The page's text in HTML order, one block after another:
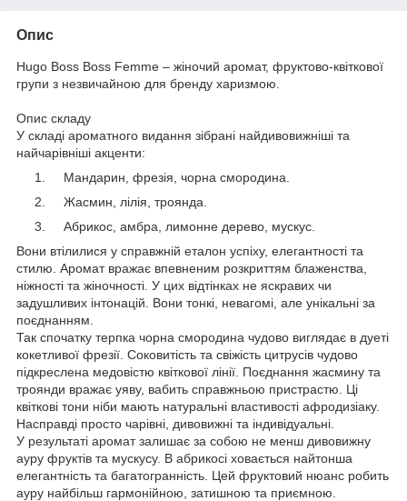
Опис
Hugo Boss Boss Femme – жіночий аромат, фруктово-квіткової
групи з незвичайною для бренду харизмою.
Опис складу
У складі ароматного видання зібрані найдивовижніші та
найчарівніші акценти:
Мандарин, фрезія, чорна смородина.
Жасмин, лілія, троянда.
Абрикос, амбра, лимонне дерево, мускус.
Вони втілилися у справжній еталон успіху, елегантності та
стилю. Аромат вражає впевненим розкриттям блаженства,
ніжності та жіночності. У цих відтінках не яскравих чи
задушливих інтонацій. Вони тонкі, невагомі, але унікальні за
поєднанням.
Так спочатку терпка чорна смородина чудово виглядає в дуеті
кокетливої ​​фрезії. Соковитість та свіжість цитрусів чудово
підкреслена медовістю квіткової лінії. Поєднання жасмину та
троянди вражає уяву, вабить справжньою пристрастю. Ці
квіткові тони ніби мають натуральні властивості афродизіаку.
Насправді просто чарівні, дивовижні та індивідуальні.
У результаті аромат залишає за собою не менш дивовижну
ауру фруктів та мускусу. В абрикосі ховається найтонша
елегантність та багатогранність. Цей фруктовий нюанс робить
ауру найбільш гармонійною, затишною та приємною.